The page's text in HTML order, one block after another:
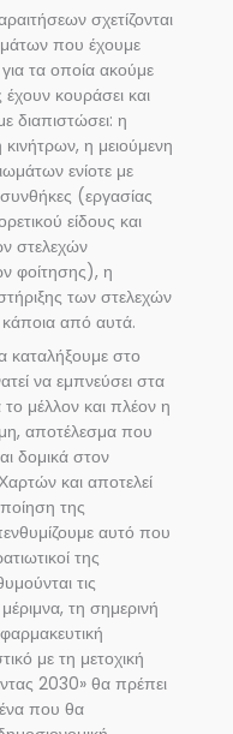
σχετίζονται
που έχουμε
τα οποία ακούμε
έχουν κουράσει και
διαπιστώσει: η
η μειούμενη
ενίοτε με
(εργασίας
είδους και
στελεχών
φοίτησης), η
των στελεχών
κάποια από αυτά.
καταλήξουμε στο
να εμπνεύσει στα
το μέλλον και πλέον η
αποτέλεσμα που
δομικά στον
και αποτελεί
της
αυτό που
της
τις
τη σημερινή
με τη μετοχική
2030» θα πρέπει
που θα